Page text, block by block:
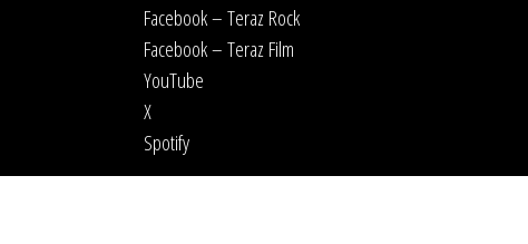
Facebook – Teraz Rock
Facebook – Teraz Film
YouTube
X
Spotify